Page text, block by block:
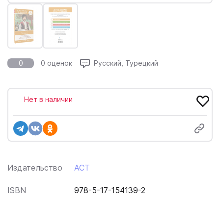
0 0 оценок Русский, Турецкий
Издательство АСТ
ISBN 978-5-17-154139-2
Нет в наличии